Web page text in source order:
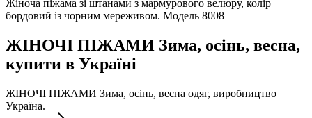
Жіноча піжама зі штанами з мармурового велюру, колір
бордовий із чорним мереживом. Модель 8008
ЖІНОЧІ ПІЖАМИ Зима, осінь, весна,
купити в Україні
ЖІНОЧІ ПІЖАМИ Зима, осінь, весна одяг, виробництво
Україна.